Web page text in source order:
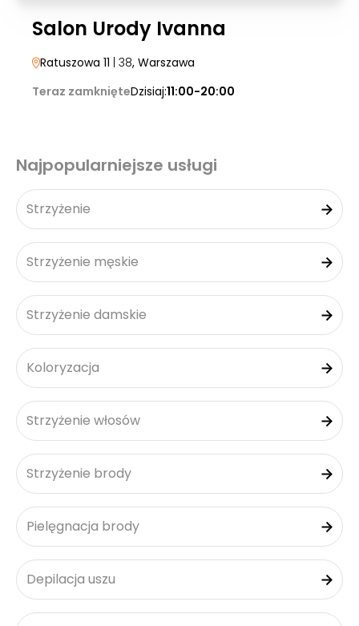
Salon Urody Ivanna
Ratuszowa 11 | 38, Warszawa
Teraz zamknięteDzisiaj:11:00-20:00
Najpopularniejsze usługi
Strzyżenie
Strzyżenie męskie
Strzyżenie damskie
Koloryzacja
Strzyżenie włosów
Strzyżenie brody
Pielęgnacja brody
Depilacja uszu